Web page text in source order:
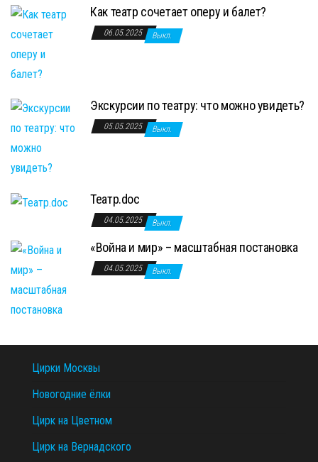
Как театр сочетает оперу и балет?
06.05.2025 Выкл.
Экскурсии по театру: что можно увидеть?
05.05.2025 Выкл.
Театр.doc
04.05.2025 Выкл.
«Война и мир» – масштабная постановка
04.05.2025 Выкл.
Цирки Москвы
Новогодние ёлки
Цирк на Цветном
Цирк на Вернадского